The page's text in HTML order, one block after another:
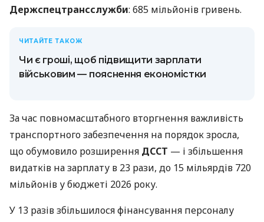
Держспецтрансслужби: 685 мільйонів гривень.
ЧИТАЙТЕ ТАКОЖ
Чи є гроші, щоб підвищити зарплати
військовим — пояснення економістки
За час повномасштабного вторгнення важливість
транспортного забезпечення на порядок зросла,
що обумовило розширення ДССТ — і збільшення
видатків на зарплату в 23 рази, до 15 мільярдів 720
мільйонів у бюджеті 2026 року.
У 13 разів збільшилося фінансування персоналу